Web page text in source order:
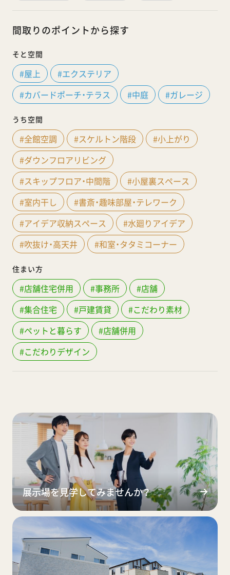
間取りのポイントから探す
そと空間
#屋上
#エクステリア
#カバードポーチ・テラス
#中庭 #ガレージ
うち空間
#全館空調 #スケルトン階段
#小上がり
#ダウンフロアリビング
#スキップフロア・中間階
#小屋裏スペース
#室内干し
#書斎・趣味部屋・テレワーク
#アイデア収納スペース
#水廻りアイデア
#吹抜け・高天井
#和室・タタミコーナー
住まい方
#店舗住宅併用 #事務所
#店舗
#集合住宅
#戸建賃貸
#こだわり素材
#ペットと暮らす
#店舗併用
#こだわりデザイン
展示場を見学してみませんか？